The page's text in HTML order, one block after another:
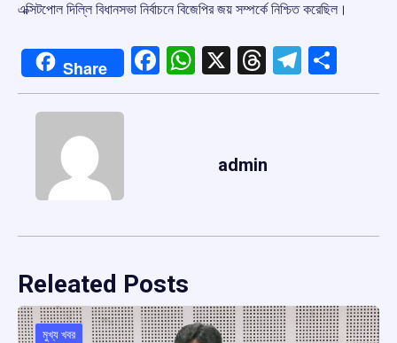
এক্সিটপোল দিল্লি বিধানসভা নির্বাচনে বিজেপির জয় সম্পর্কে নিশ্চিত করেছিল।
Share Facebook
WhatsApp
X Threads
admin
Releated Posts
মুখ্য খবর